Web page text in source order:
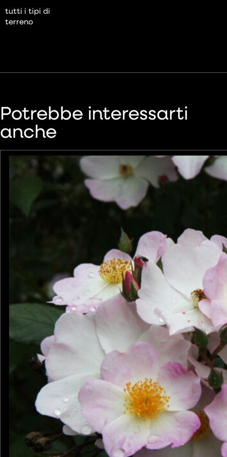
tutti i tipi di
terreno
Potrebbe interessarti
anche